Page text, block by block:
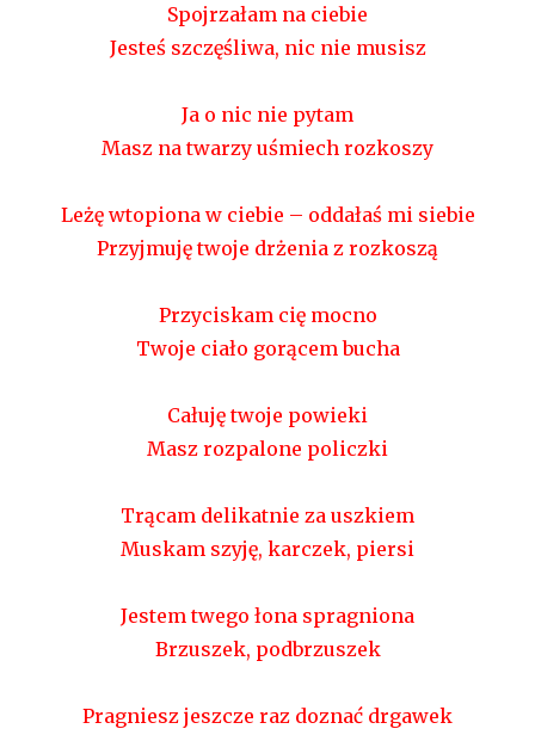
Spojrzałam na ciebie
Jesteś szczęśliwa, nic nie musisz
Ja o nic nie pytam
Masz na twarzy uśmiech rozkoszy
Leżę wtopiona w ciebie – oddałaś mi siebie
Przyjmuję twoje drżenia z rozkoszą
Przyciskam cię mocno
Twoje ciało gorącem bucha
Całuję twoje powieki
Masz rozpalone policzki
Trącam delikatnie za uszkiem
Muskam szyję, karczek, piersi
Jestem twego łona spragniona
Brzuszek, podbrzuszek
Pragniesz jeszcze raz doznać drgawek